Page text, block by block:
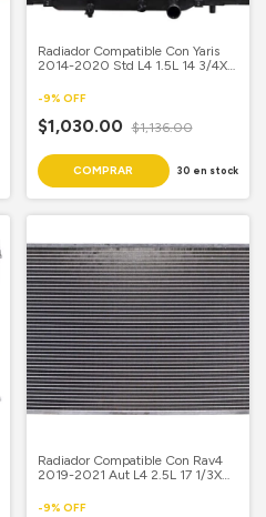
Radiador Compatible Con Yaris
2014-2020 Std L4 1.5L 14 3/4X
-9% OFF
$1,030.00 $1,136.00
30 en stock
Radiador Compatible Con Rav4
2019-2021 Aut L4 2.5L 17 1/3X
-9% OFF